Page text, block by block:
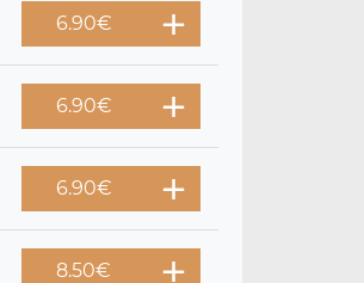
6.90€
6.90€
6.90€
8.50€